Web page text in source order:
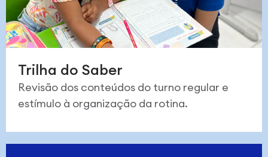
Trilha do Saber
Revisão dos conteúdos do turno regular e
estímulo à organização da rotina.